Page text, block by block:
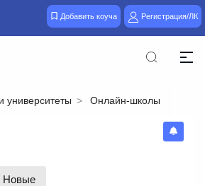
Добавить коуча Регистрация/ЛК
Онлайн-школы
Новые